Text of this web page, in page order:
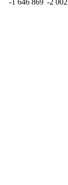
-1 646 869 -2